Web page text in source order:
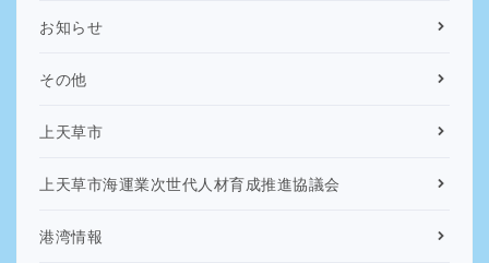
お知らせ
その他
上天草市
上天草市海運業次世代人材育成推進協議会
港湾情報